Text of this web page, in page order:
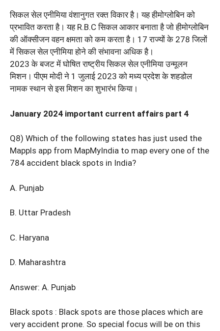
सिकल सेल एनीमिया वंशानुगत रक्त विकार है। यह हीमोग्लोबिन को
प्रभावित करता है। यह R.B.C सिकल आकार बनाता है जो हीमोग्लोबिन
की ऑक्सीजन वहन क्षमता को कम करता है। 17 राज्यों के 278 जिलों
में सिकल सेल एनीमिया होने की संभावना अधिक है।
2023 के बजट में घोषित राष्ट्रीय सिकल सेल एनीमिया उन्मूलन
मिशन। पीएम मोदी ने 1 जुलाई 2023 को मध्य प्रदेश के शहडोल
नामक स्थान से इस मिशन का शुभारंभ किया।
January 2024 important current affairs part 4
Q8) Which of the following states has just used the
Mappls app from MapMyIndia to map every one of the
784 accident black spots in India?
A. Punjab
B. Uttar Pradesh
C. Haryana
D. Maharashtra
Answer: A. Punjab
Black spots : Black spots are those places which are
very accident prone. So special focus will be on this